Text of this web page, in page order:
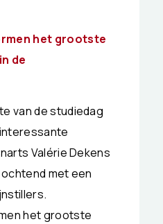
het grootste
de
van de studiedag
Valérie Dekens
ochtend met een
het grootste